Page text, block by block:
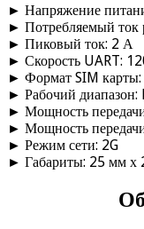
► Напряжение
► Потребляемый
► Пиковый ток: 2 А
► Скорость UART:
► Формат SIM
► Рабочий диапазон:
► Мощность
► Мощность
► Режим сети: 2G
► Габариты: 25 мм х